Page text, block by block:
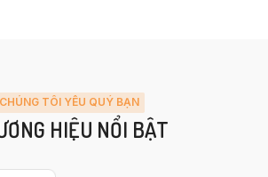
CHÚNG TÔI YÊU QUÝ BẠN
HIỆU NỔI BẬT